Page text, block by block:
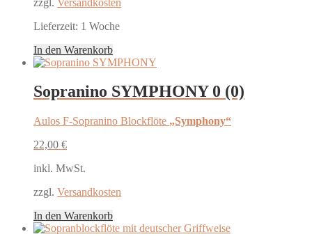
Lieferzeit: 1 Woche
In den Warenkorb
Sopranino SYMPHONY 0 (0)
Aulos F-Sopranino Blockflöte „Symphony“
22,00 €
inkl. MwSt.
zzgl. Versandkosten
In den Warenkorb